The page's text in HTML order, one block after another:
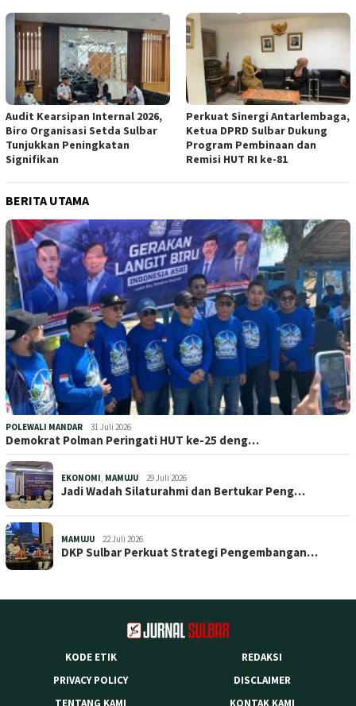
Audit Kearsipan Internal 2026,
Biro Organisasi Setda Sulbar
Tunjukkan Peningkatan
Signifikan
Perkuat Sinergi Antarlembaga,
Ketua DPRD Sulbar Dukung
Program Pembinaan dan
Remisi HUT RI ke-81
BERITA UTAMA
POLEWALI MANDAR 31 Juli 2026
Demokrat Polman Peringati HUT ke-25 deng…
EKONOMI, MAMUJU 29 Juli 2026
Jadi Wadah Silaturahmi dan Bertukar Peng…
MAMUJU 22 Juli 2026
DKP Sulbar Perkuat Strategi Pengembangan…
KODE ETIK
REDAKSI
PRIVACY POLICY
DISCLAIMER
TENTANG KAMI
KONTAK KAMI